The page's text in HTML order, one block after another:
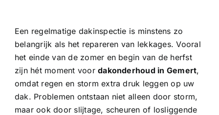
Een regelmatige dakinspectie is minstens zo
belangrijk als het repareren van lekkages. Vooral
het einde van de zomer en begin van de herfst
zijn hét moment voordakonderhoud in Gemert,
omdat regen en storm extra druk leggen op uw
dak. Problemen ontstaan niet alleen door storm,
maar ook door slijtage, scheuren of losliggende